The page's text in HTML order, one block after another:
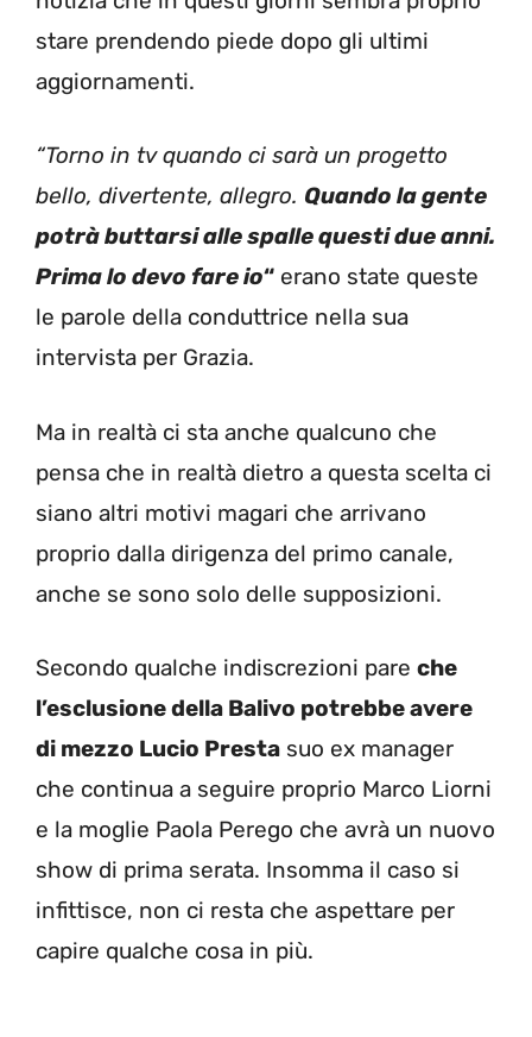
stare prendendo piede dopo gli ultimi
aggiornamenti.
“Torno in tv quando ci sarà un progetto
bello, divertente, allegro. Quando la gente
potrà buttarsi alle spalle questi due anni.
Prima lo devo fare io“ erano state queste
le parole della conduttrice nella sua
intervista per Grazia.
Ma in realtà ci sta anche qualcuno che
pensa che in realtà dietro a questa scelta ci
siano altri motivi magari che arrivano
proprio dalla dirigenza del primo canale,
anche se sono solo delle supposizioni.
Secondo qualche indiscrezioni pare che
l’esclusione della Balivo potrebbe avere
di mezzo Lucio Presta suo ex manager
che continua a seguire proprio Marco Liorni
e la moglie Paola Perego che avrà un nuovo
show di prima serata. Insomma il caso si
infittisce, non ci resta che aspettare per
capire qualche cosa in più.